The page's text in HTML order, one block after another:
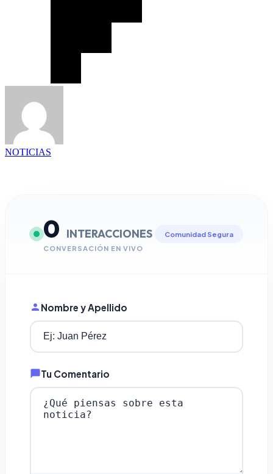
NOTICIAS
0 INTERACCIONES
CONVERSACIÓN EN VIVO
Comunidad Segura
Nombre y Apellido
Tu Comentario